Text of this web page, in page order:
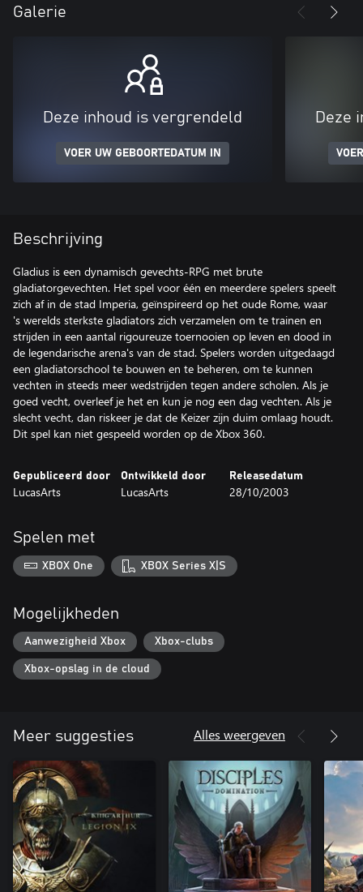
Galerie
Deze inhoud is vergrendeld
VOER UW GEBOORTEDATUM IN
Deze
Beschrijving
Gladius is een dynamisch gevechts-RPG met brute
gladiatorgevechten. Het spel voor één en meerdere spelers speelt
zich af in de stad Imperia, geïnspireerd op het oude Rome, waar
's werelds sterkste gladiators zich verzamelen om te trainen en
strijden in een aantal rigoureuze toernooien op leven en dood in
de legendarische arena's van de stad. Spelers worden uitgedaagd
een gladiatorschool te bouwen en te beheren, om te kunnen
vechten in steeds meer wedstrijden tegen andere scholen. Als je
goed vecht, overleef je het en kun je nog een dag vechten. Als je
slecht vecht, dan riskeer je dat de Keizer zijn duim omlaag houdt.
Dit spel kan niet gespeeld worden op de Xbox 360.
Gepubliceerd door
LucasArts
Ontwikkeld door
LucasArts
Releasedatum
28/10/2003
Spelen met
XBOX One XBOX Series X|S
Mogelijkheden
Aanwezigheid Xbox Xbox-clubs
Xbox-opslag in de cloud
Meer suggesties Alles weergeven